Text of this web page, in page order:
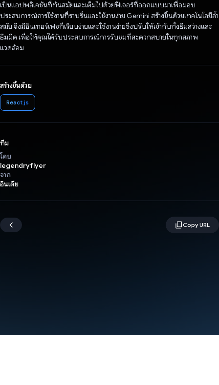
เป็นแอปพลิเคชันที่ทันสมัยและเต็มไปด้วยฟีเจอร์ที่ออกแบบมาเพื่อมอบ
ประสบการณ์การใช้งานที่ราบรื่นและใช้งานง่าย Gemini สร้างขึ้นด้วยเทคโนโลยีล้ำ
สมัย จึงมีอินเทอร์เฟซที่เรียบง่ายและใช้งานง่ายซึ่งปรับให้เข้ากับทั้งธีมสว่างและ
ธีมมืด เพื่อให้คุณได้รับประสบการณ์การรับชมที่สะดวกสบายในทุกสภาพ
แวดล้อม
สร้างขึ้นด้วย
React.js
ทีม
โดย
legendryflyer
จาก
อินเดีย